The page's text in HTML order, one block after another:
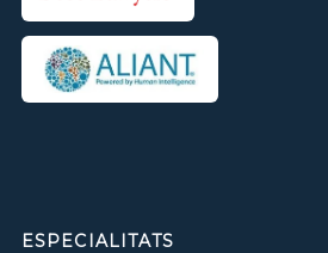
ESPECIALITATS